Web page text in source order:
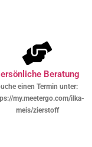
Beratung
einen Termin unter:
my.meetergo.com/ilka-
meis/zierstoff